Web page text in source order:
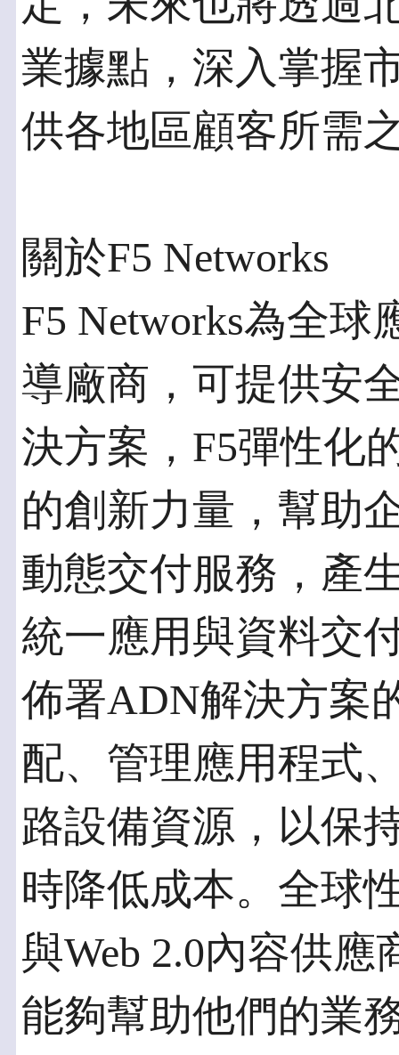
業據點，深入掌握
供各地區顧客所需
關於F5 Networks
F5 Networks為全
導廠商，可提供安
決方案，F5彈性化
的創新力量，幫助
動態交付服務，產
統一應用與資料交
佈署ADN解決方案
配、管理應用程式
路設備資源，以保
時降低成本。全球
與Web 2.0內容供應
能夠幫助他們的業